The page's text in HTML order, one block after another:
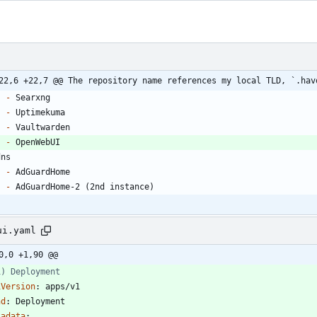
-22,6 +22,7 @@ The repository name references my local TLD,
-
-
-
-
-
-
+1,90 @@
Deployment
:
apps/v1
:
Deployment